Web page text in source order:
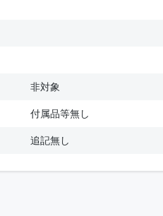
非対象
付属品等無し
追記無し